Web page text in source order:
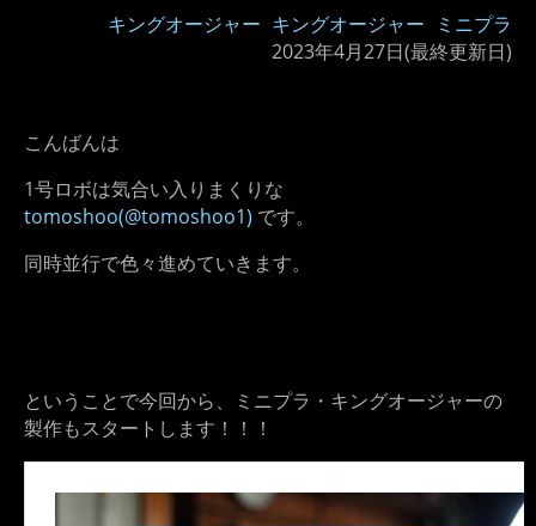
キングオージャー キングオージャー
ミニプラ
2023年4月27日(最終更新日)
こんばんは
1号ロボは気合い入りまくりな
tomoshoo(@tomoshoo1) です。
同時並行で色々進めていきます。
ということで今回から、ミニプラ・キングオージャーの
製作もスタートします！！！